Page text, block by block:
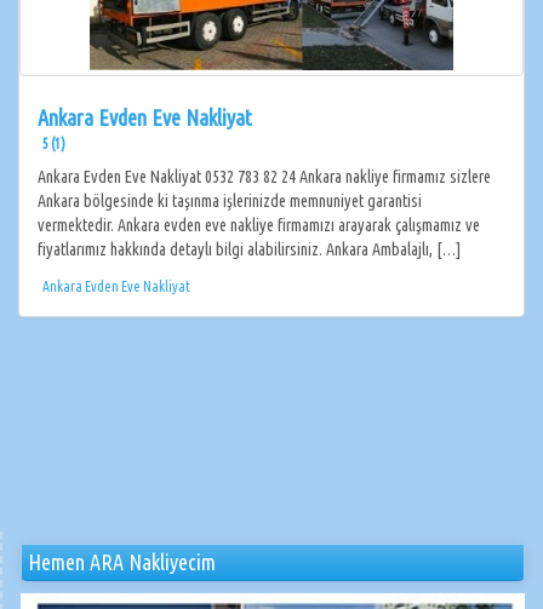
Ankara Evden Eve Nakliyat
5 (1)
Ankara Evden Eve Nakliyat 0532 783 82 24 Ankara nakliye firmamız sizlere
Ankara bölgesinde ki taşınma işlerinizde memnuniyet garantisi
vermektedir. Ankara evden eve nakliye firmamızı arayarak çalışmamız ve
fiyatlarımız hakkında detaylı bilgi alabilirsiniz. Ankara Ambalajlı, […]
Ankara Evden Eve Nakliyat
Hemen ARA Nakliyecim